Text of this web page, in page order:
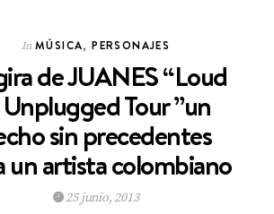
In MÚSICA,PERSONAJES
de JUANES “Loud
Tour ”un
sin precedentes
un artista colombiano
25 junio, 2013